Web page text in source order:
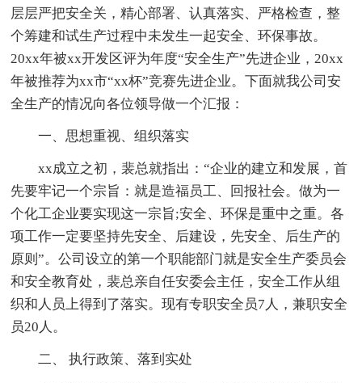
层层严把安全关，精心部署、认真落实、严格检查，整
个筹建和试生产过程中未发生一起安全、环保事故。
20xx年被xx开发区评为年度“安全生产”先进企业，20xx
年被推荐为xx市“xx杯”竞赛先进企业。下面就我公司安
全生产的情况向各位领导做一个汇报：
一、思想重视、组织落实
xx成立之初，裴总就指出：“企业的建立和发展，首
先要牢记一个宗旨：就是造福员工、回报社会。做为一
个化工企业要实现这一宗旨;安全、环保是重中之重。各
项工作一定要坚持先安全、后建设，先安全、后生产的
原则”。公司设立的第一个职能部门就是安全生产委员会
和安全教育处，裴总亲自任安委会主任，安全工作从组
织和人员上得到了落实。现有专职安全员7人，兼职安全
员20人。
二、 执行政策、落到实处